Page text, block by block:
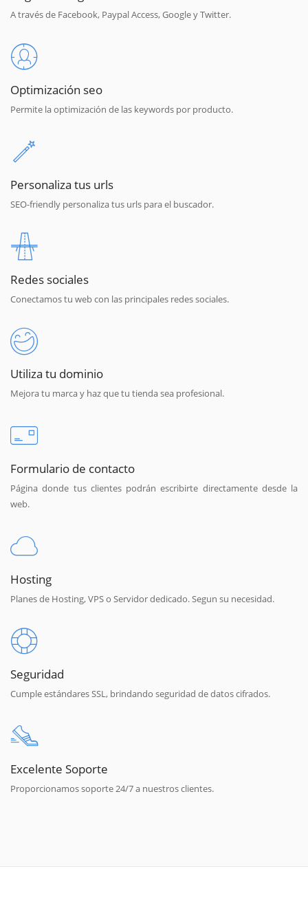
A través de Facebook, Paypal Access, Google y Twitter.
Optimización seo
Permite la optimización de las keywords por producto.
Personaliza tus urls
SEO-friendly personaliza tus urls para el buscador.
Redes sociales
Conectamos tu web con las principales redes sociales.
Utiliza tu dominio
Mejora tu marca y haz que tu tienda sea profesional.
Formulario de contacto
Página donde tus clientes podrán escribirte directamente desde la
web.
Hosting
Planes de Hosting, VPS o Servidor dedicado. Segun su necesidad.
Seguridad
Cumple estándares SSL, brindando seguridad de datos cifrados.
Excelente Soporte
Proporcionamos soporte 24/7 a nuestros clientes.